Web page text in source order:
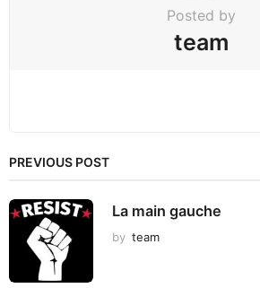
Posted by
team
PREVIOUS POST
La main gauche
by team